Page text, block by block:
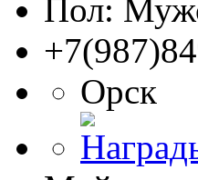
Пол:
Орск